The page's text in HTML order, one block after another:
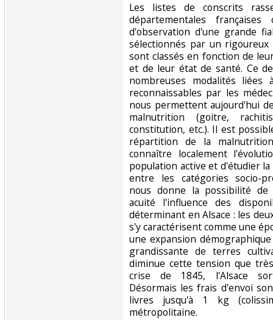
‎Les listes de conscrits
départementales
d'observation d'une grande
sélectionnés par un
sont classés en fonction de
et de leur état de santé. Ce
nombreuses modalités liées
reconnaissables par les
nous permettent aujourd'hui
malnutrition (goitre,
constitution, etc.). Il est
répartition de la
connaître localement
population active et d'étudier
entre les catégories socio-
nous donne la possibilité
acuité l'influence des
déterminant en Alsace : les
s'y caractérisent comme une
une expansion
grandissante de terres
diminue cette tension que
crise de 1845, l'Alsace
Désormais les frais d'envoi
livres jusqu'à 1 kg
métropolitaine.‎